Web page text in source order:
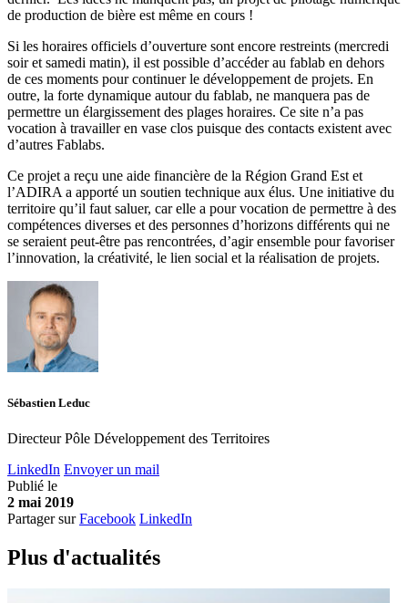
de production de bière est même en cours !
Si les horaires officiels d’ouverture sont encore restreints (mercredi
soir et samedi matin), il est possible d’accéder au fablab en dehors
de ces moments pour continuer le développement de projets. En
outre, la forte dynamique autour du fablab, ne manquera pas de
permettre un élargissement des plages horaires. Ce site n’a pas
vocation à travailler en vase clos puisque des contacts existent avec
d’autres Fablabs.
Ce projet a reçu une aide financière de la Région Grand Est et
l’ADIRA a apporté un soutien technique aux élus. Une initiative du
territoire qu’il faut saluer, car elle a pour vocation de permettre à des
compétences diverses et des personnes d’horizons différents qui ne
se seraient peut-être pas rencontrées, d’agir ensemble pour favoriser
l’innovation, la créativité, le lien social et la réalisation de projets.
Sébastien Leduc
Directeur Pôle Développement des Territoires
LinkedIn Envoyer un mail
Publié le
2 mai 2019
Partager sur Facebook LinkedIn
Plus d'actualités